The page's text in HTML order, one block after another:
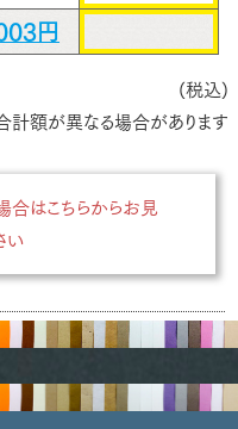
円
(税込)
額が異なる場合があります
はこちらからお見
い